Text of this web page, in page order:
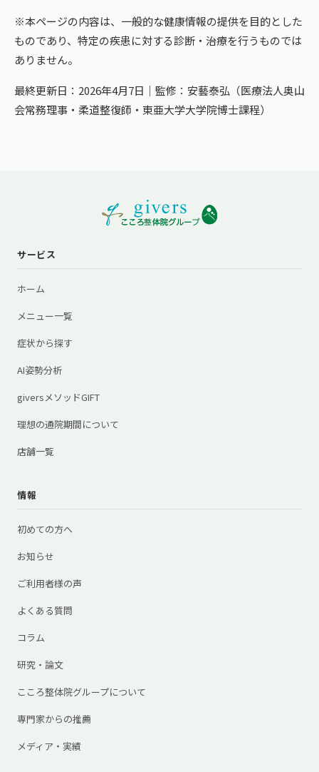
※本ページの内容は、一般的な健康情報の提供を目的とした
ものであり、特定の疾患に対する診断・治療を行うものでは
ありません。
最終更新日：2026年4月7日｜監修：安藝泰弘（医療法人奥山
会常務理事・柔道整復師・東亜大学大学院博士課程）
サービス
ホーム
メニュー一覧
症状から探す
AI姿勢分析
giversメソッドGIFT
理想の通院期間について
店舗一覧
情報
初めての方へ
お知らせ
ご利用者様の声
よくある質問
コラム
研究・論文
こころ整体院グループについて
専門家からの推薦
メディア・実績